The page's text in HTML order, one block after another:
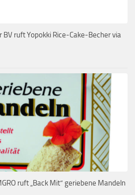
BV ruft Yopokki Rice-Cake-Becher via
ruft „Back Mit“ geriebene Mandeln